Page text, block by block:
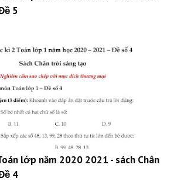
5
lớp năm 2020 2021 - sách Chân
4